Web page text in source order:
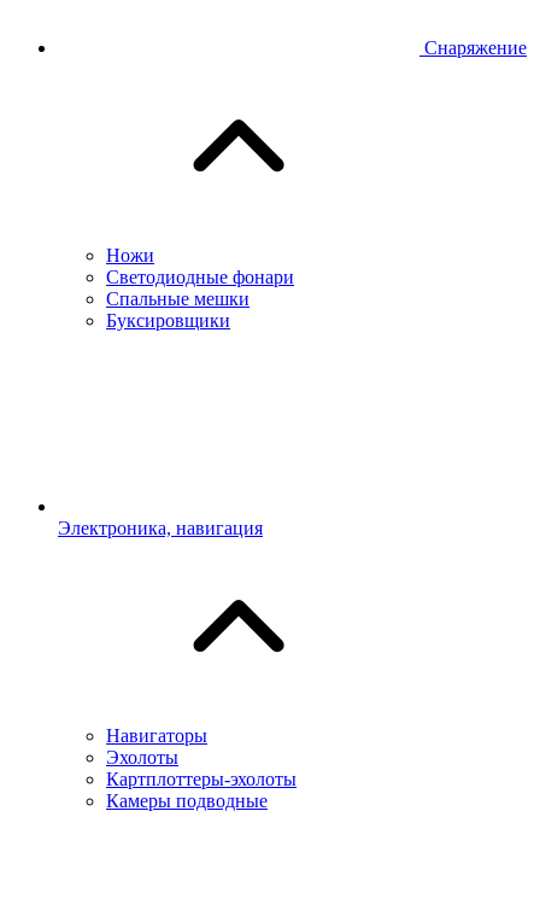
Снаряжение
Ножи
Светодиодные фонари
Спальные мешки
Буксировщики
Электроника, навигация
Навигаторы
Эхолоты
Картплоттеры-эхолоты
Камеры подводные